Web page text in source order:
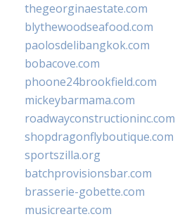
thegeorginaestate.com
blythewoodseafood.com
paolosdelibangkok.com
bobacove.com
phoone24brookfield.com
mickeybarmama.com
roadwayconstructioninc.com
shopdragonflyboutique.com
sportszilla.org
batchprovisionsbar.com
brasserie-gobette.com
musicrearte.com